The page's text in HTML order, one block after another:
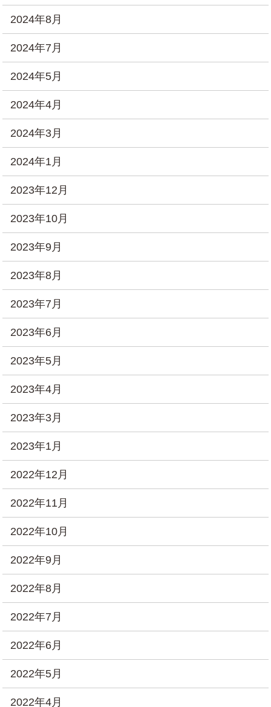
2024年8月
2024年7月
2024年5月
2024年4月
2024年3月
2024年1月
2023年12月
2023年10月
2023年9月
2023年8月
2023年7月
2023年6月
2023年5月
2023年4月
2023年3月
2023年1月
2022年12月
2022年11月
2022年10月
2022年9月
2022年8月
2022年7月
2022年6月
2022年5月
2022年4月